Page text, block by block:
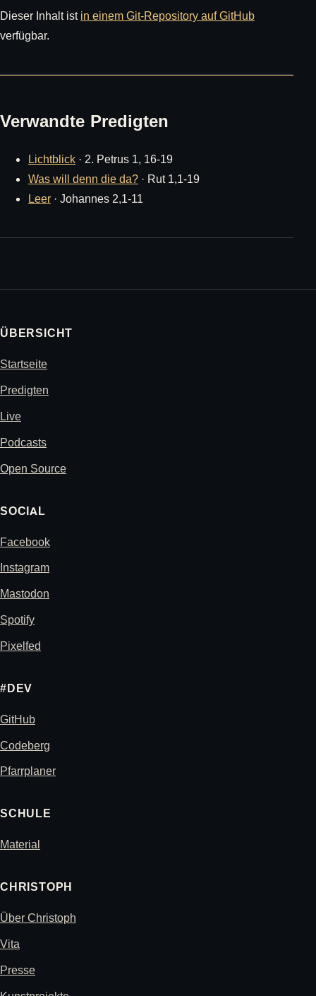
Dieser Inhalt istin einem Git-Repository auf GitHub
verfügbar.
Verwandte Predigten
Lichtblick · 2. Petrus 1, 16-19
Was will denn die da? · Rut 1,1-19
Leer · Johannes 2,1-11
ÜBERSICHT
Startseite
Predigten
Live
Podcasts
Open Source
SOCIAL
Facebook
Instagram
Mastodon
Spotify
Pixelfed
#DEV
GitHub
Codeberg
Pfarrplaner
SCHULE
Material
CHRISTOPH
Über Christoph
Vita
Presse